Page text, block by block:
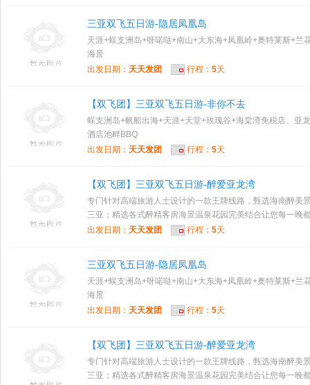
三亚双飞五日游-隐居凤凰岛
天涯+蜈支洲岛+呀喏哒+南山+大东海+凤凰岭+奥特莱斯+
海景
出发日期： 天天发团 行程： 5天
【双飞团】三亚双飞五日游-非你不去
蜈支洲岛+帆船出海+天涯+天堂+玫瑰谷+海棠湾免税店、亚
酒店池畔BBQ
出发日期： 天天发团 行程： 5天
【双飞团】三亚双飞五日游-醉爱亚龙湾
专门针对高端旅游人士设计的一款王牌线路，甄选海南醉美
三亚；精选各式醉精客房海景温泉花园完美结合让您每一晚
出发日期： 天天发团 行程： 5天
三亚双飞五日游-隐居凤凰岛
天涯+蜈支洲岛+呀喏哒+南山+大东海+凤凰岭+奥特莱斯+
海景
出发日期： 天天发团 行程： 5天
【双飞团】三亚双飞五日游-醉爱亚龙湾
专门针对高端旅游人士设计的一款王牌线路，甄选海南醉美
三亚；精选各式醉精客房海景温泉花园完美结合让您每一晚